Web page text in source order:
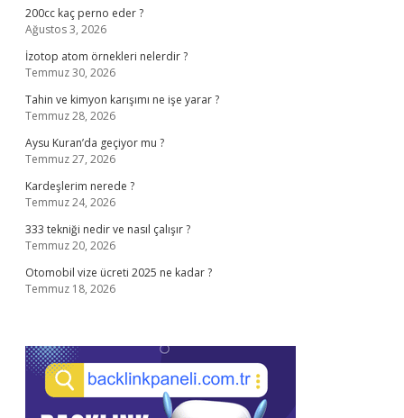
200cc kaç perno eder ?
Ağustos 3, 2026
İzotop atom örnekleri nelerdir ?
Temmuz 30, 2026
Tahin ve kimyon karışımı ne işe yarar ?
Temmuz 28, 2026
Aysu Kuran’da geçiyor mu ?
Temmuz 27, 2026
Kardeşlerim nerede ?
Temmuz 24, 2026
333 tekniği nedir ve nasıl çalışır ?
Temmuz 20, 2026
Otomobil vize ücreti 2025 ne kadar ?
Temmuz 18, 2026